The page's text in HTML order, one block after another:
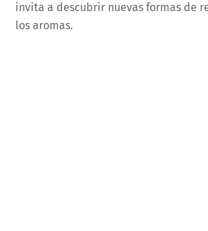
invita a descubrir nuevas formas de
los aromas.